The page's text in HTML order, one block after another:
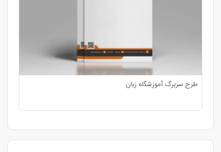
طرح سربرگ آموزشگاه زبان